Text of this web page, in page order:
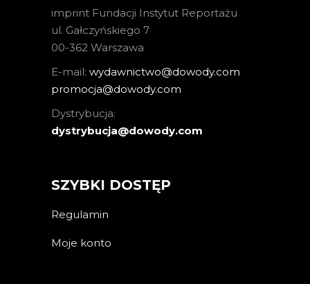
imprint Fundacji Instytut Reportażu
ul. Gałczyńskiego 7
00-362 Warszawa
E-mail: wydawnictwo@dowody.com
promocja@dowody.com
Dystrybucja:
dystrybucja@dowody.com
SZYBKI DOSTĘP
Regulamin
Moje konto